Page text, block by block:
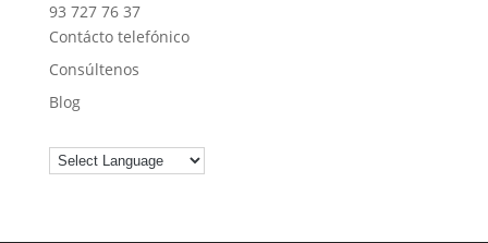
93 727 76 37
Contácto telefónico
Consúltenos
Blog